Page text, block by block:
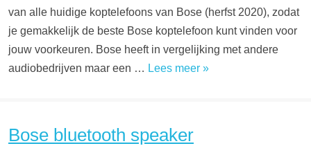
van alle huidige koptelefoons van Bose (herfst 2020), zodat
je gemakkelijk de beste Bose koptelefoon kunt vinden voor
jouw voorkeuren. Bose heeft in vergelijking met andere
audiobedrijven maar een … Lees meer »
Bose bluetooth speaker